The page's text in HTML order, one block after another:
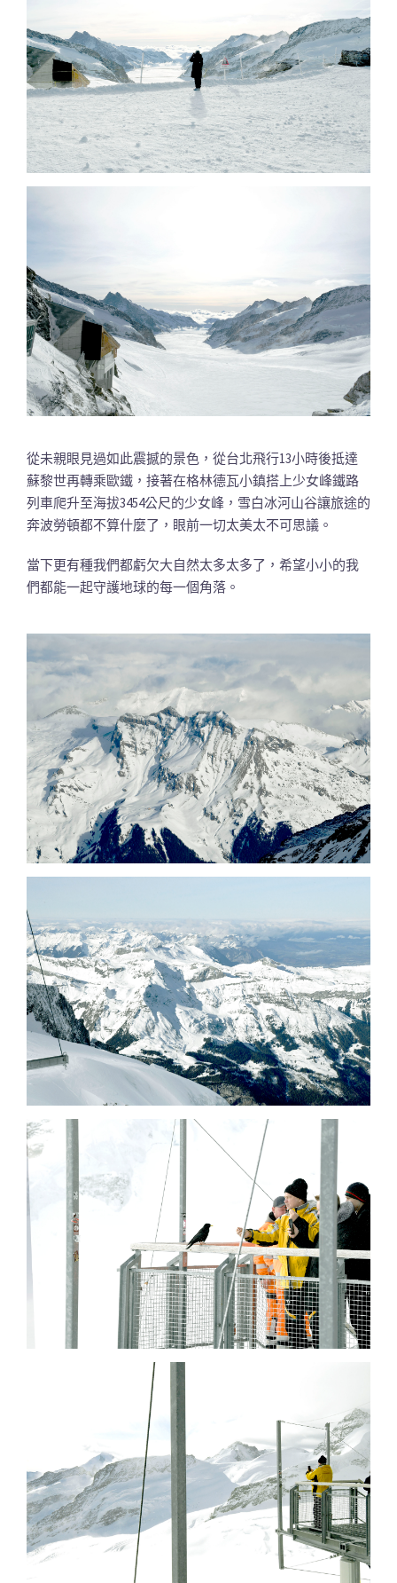
從未親眼見過如此震撼的景色，從台北飛行13小時後抵達
蘇黎世再轉乘歐鐵，接著在格林德瓦小鎮搭上少女峰鐵路
列車爬升至海拔3454公尺的少女峰，雪白冰河山谷讓旅途的
奔波勞頓都不算什麼了，眼前一切太美太不可思議。
當下更有種我們都虧欠大自然太多太多了，希望小小的我
們都能一起守護地球的每一個角落。